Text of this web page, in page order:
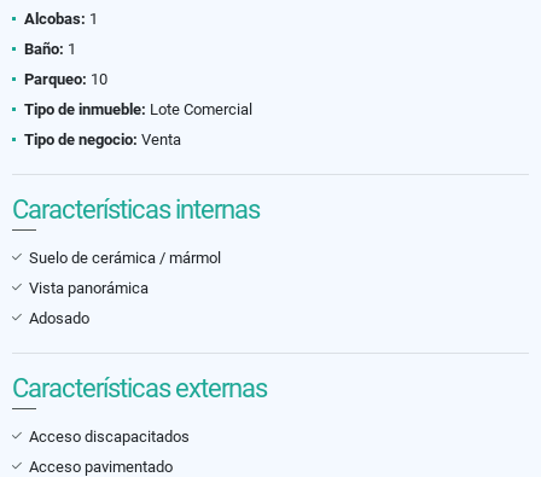
Alcobas: 1
Baño: 1
Parqueo: 10
Tipo de inmueble: Lote Comercial
Tipo de negocio: Venta
Características internas
Suelo de cerámica / mármol
Vista panorámica
Adosado
Características externas
Acceso discapacitados
Acceso pavimentado